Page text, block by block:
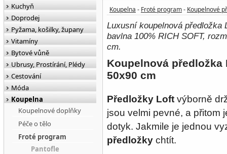
Koupelna - Froté program - Koupelnové
Luxusní koupelnová předložka
bavlna 100% RICH SOFT,
cm.
Koupelnová předložka
50x90 cm
Předložky Loft výborně
jsou velmi pevné, a přitom
dotyk. Jakmile je jednou
předložky chtít.
Kuchyň
Doprodej
Pyžama, košilky, župany
Vitamíny
Bytové vůně
Ubrusy, Prostírání, Plédy
Cestování
Móda
Koupelna
Koupelnové doplňky
Péče o tělo
Froté program
Pantofle